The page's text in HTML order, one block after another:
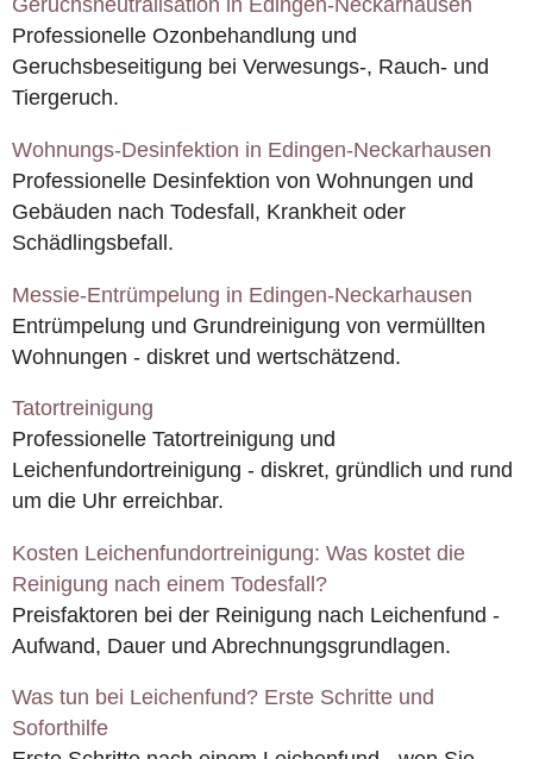
Geruchsneutralisation in Edingen-Neckarhausen
Professionelle Ozonbehandlung und
Geruchsbeseitigung bei Verwesungs-, Rauch- und
Tiergeruch.
Wohnungs-Desinfektion in Edingen-Neckarhausen
Professionelle Desinfektion von Wohnungen und
Gebäuden nach Todesfall, Krankheit oder
Schädlingsbefall.
Messie-Entrümpelung in Edingen-Neckarhausen
Entrümpelung und Grundreinigung von vermüllten
Wohnungen - diskret und wertschätzend.
Tatortreinigung
Professionelle Tatortreinigung und
Leichenfundortreinigung - diskret, gründlich und rund
um die Uhr erreichbar.
Kosten Leichenfundortreinigung: Was kostet die
Reinigung nach einem Todesfall?
Preisfaktoren bei der Reinigung nach Leichenfund -
Aufwand, Dauer und Abrechnungsgrundlagen.
Was tun bei Leichenfund? Erste Schritte und
Soforthilfe